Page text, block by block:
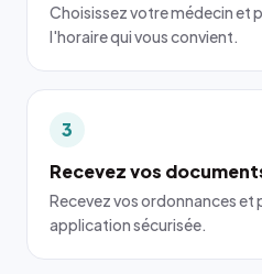
Choisissez votre médecin et
l'horaire qui vous convient.
3
Recevez vos
Recevez vos ordonnances
application sécurisée.